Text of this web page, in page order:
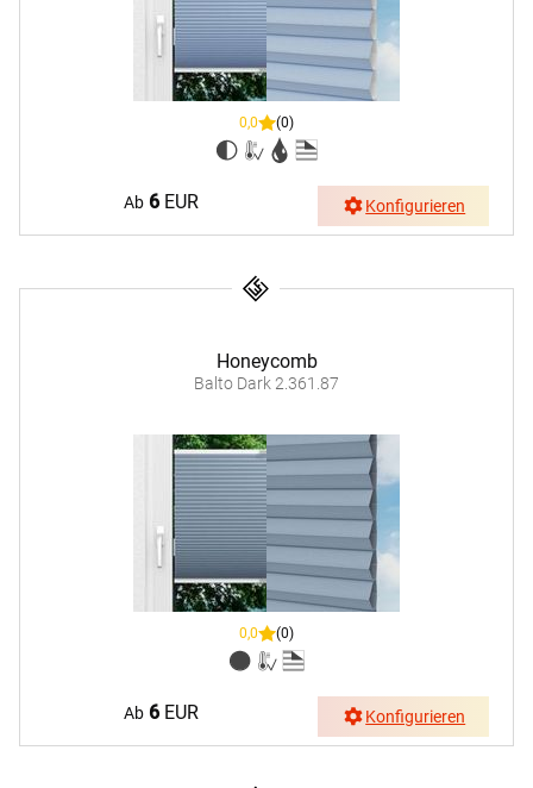
0,0 (0)
Ab 6EUR Konfigurieren
Honeycomb
Balto Dark 2.361.87
0,0 (0)
Ab 6EUR Konfigurieren